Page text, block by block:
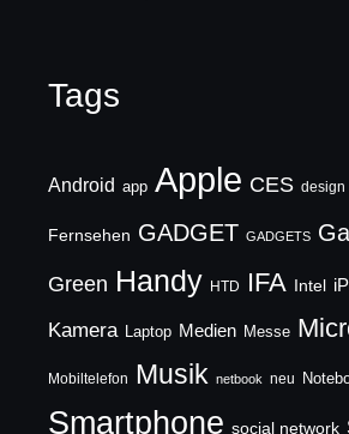
Tags
Android app Apple CES design
Fernsehen GADGET GADGETS
Green Handy HTD IFA Intel
Kamera Laptop Medien Messe
Mobiltelefon Musik netbook neu
Smartphone social network